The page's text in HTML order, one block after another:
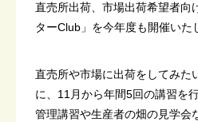
直売所出荷、市場出荷希望者向
ターClub」を今年度も開催いた
直売所や市場に出荷をしてみた
に、11月から年間5回の講習を
管理講習や生産者の畑の見学会